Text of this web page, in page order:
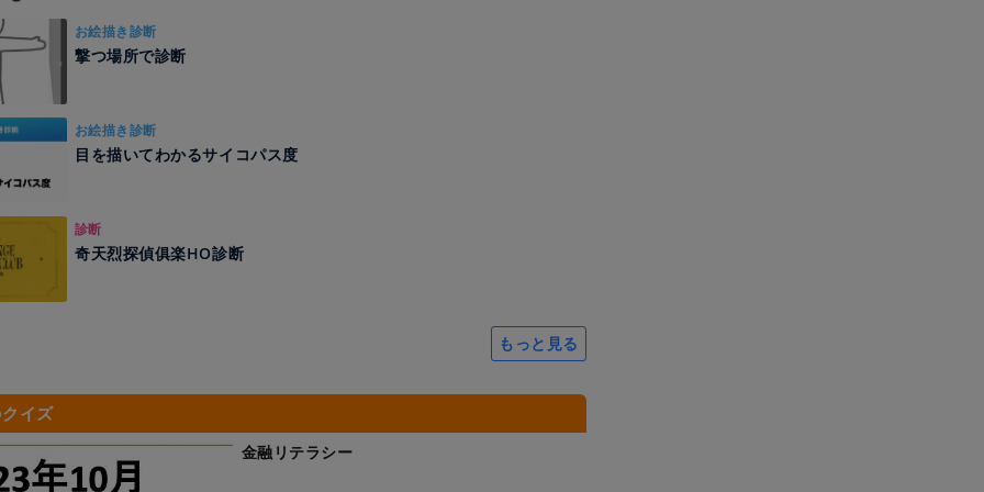
お絵描き診断
撃つ場所で診断
お絵描き診断
目を描いてわかるサイコパス度
診断
奇天烈探偵俱楽HO診断
もっと見る
イズ
金融リテラシー